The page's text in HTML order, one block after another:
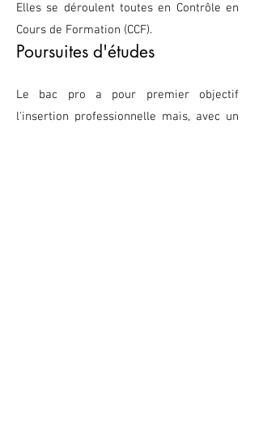
Elles se déroulent toutes en Contrôle en
Cours de Formation (CCF).
Le bac pro a pour premier objectif
l'insertion professionnelle mais, avec un
Poursuites d'études